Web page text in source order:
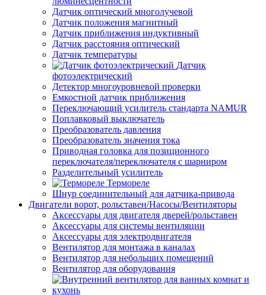
Датчик оптический многолучевой
Датчик положения магнитный
Датчик приближения индуктивный
Датчик расстояния оптический
Датчик температуры
Датчик
фотоэлектрический
Детектор многоуровневой проверки
Емкостной датчик приближения
Переключающий усилитель стандарта NAMUR
Поплавковый выключатель
Преобразователь давления
Преобразователь значения тока
Приводная головка для позиционного
переключателя/переключателя с шарниром
Разделительный усилитель
Термореле
Шнур соединительный для датчика-привода
Двигатели ворот, рольставен/Насосы/Вентиляторы
Аксессуары для двигателя дверей/рольставен
Аксессуары для системы вентиляции
Аксессуары для электродвигателя
Вентилятор для монтажа в каналах
Вентилятор для небольших помещений
Вентилятор для оборудования